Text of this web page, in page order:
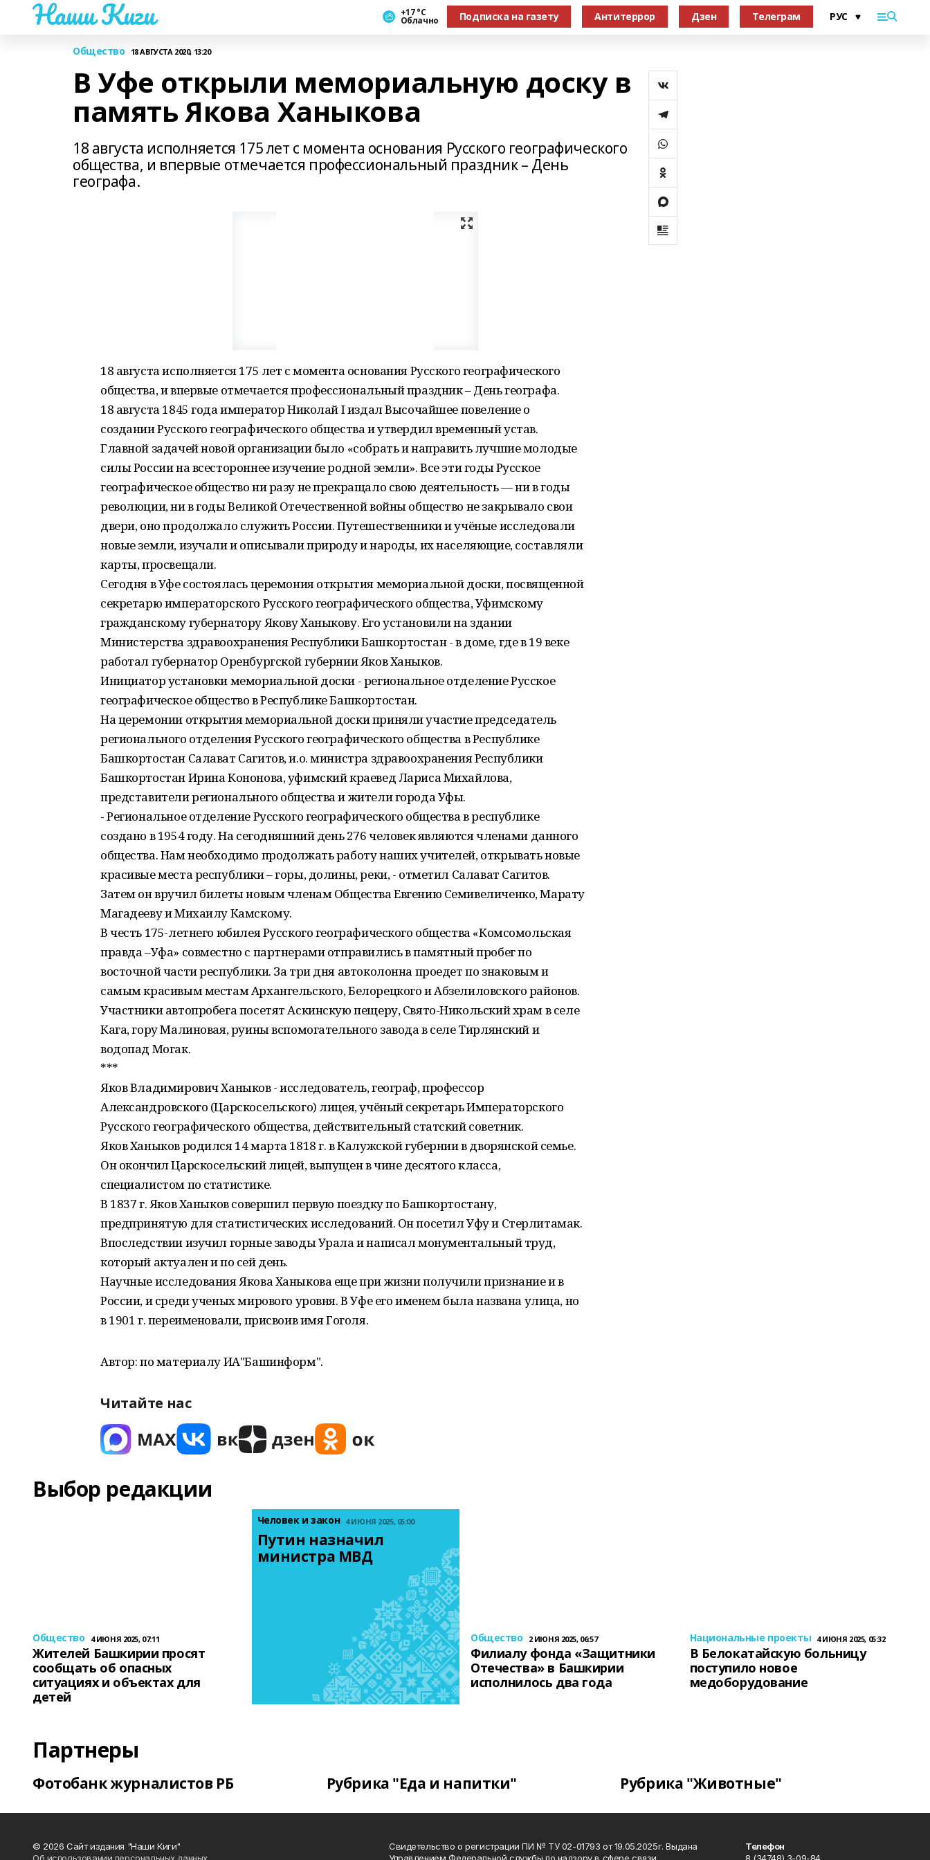
Наши Киги +17 °С
Облачно Подписка на газету Антитеррор Дзен Телеграм
Общество 18 АВГУСТА 2020, 13:20
В Уфе открыли мемориальную доску в
память Якова Ханыкова
18 августа исполняется 175 лет с момента основания Русского географического
общества, и впервые отмечается профессиональный праздник – День
географа.
18 августа исполняется 175 лет с момента основания Русского географического
общества, и впервые отмечается профессиональный праздник – День географа.
18 августа 1845 года император Николай I издал Высочайшее повеление о
создании Русского географического общества и утвердил временный устав.
Главной задачей новой организации было «собрать и направить лучшие молодые
силы России на всестороннее изучение родной земли». Все эти годы Русское
географическое общество ни разу не прекращало свою деятельность — ни в годы
революции, ни в годы Великой Отечественной войны общество не закрывало свои
двери, оно продолжало служить России. Путешественники и учёные исследовали
новые земли, изучали и описывали природу и народы, их населяющие, составляли
карты, просвещали.
Сегодня в Уфе состоялась церемония открытия мемориальной доски, посвященной
секретарю императорского Русского географического общества, Уфимскому
гражданскому губернатору Якову Ханыкову. Его установили на здании
Министерства здравоохранения Республики Башкортостан - в доме, где в 19 веке
работал губернатор Оренбургской губернии Яков Ханыков.
Инициатор установки мемориальной доски - региональное отделение Русское
географическое общество в Республике Башкортостан.
На церемонии открытия мемориальной доски приняли участие председатель
регионального отделения Русского географического общества в Республике
Башкортостан Салават Сагитов, и.о. министра здравоохранения Республики
Башкортостан Ирина Кононова, уфимский краевед Лариса Михайлова,
представители регионального общества и жители города Уфы.
- Региональное отделение Русского географического общества в республике
создано в 1954 году. На сегодняшний день 276 человек являются членами данного
общества. Нам необходимо продолжать работу наших учителей, открывать новые
красивые места республики – горы, долины, реки, - отметил Салават Сагитов.
Затем он вручил билеты новым членам Общества Евгению Семивеличенко, Марату
Магадееву и Михаилу Камскому.
В честь 175-летнего юбилея Русского географического общества «Комсомольская
правда –Уфа» совместно с партнерами отправились в памятный пробег по
восточной части республики. За три дня автоколонна проедет по знаковым и
самым красивым местам Архангельского, Белорецкого и Абзелиловского районов.
Участники автопробега посетят Аскинскую пещеру, Свято-Никольский храм в селе
Кага, гору Малиновая, руины вспомогательного завода в селе Тирлянский и
водопад Могак.
***
Яков Владимирович Ханыков - исследователь, географ, профессор
Александровского (Царскосельского) лицея, учёный секретарь Императорского
Русского географического общества, действительный статский советник.
Яков Ханыков родился 14 марта 1818 г. в Калужской губернии в дворянской семье.
Он окончил Царскосельский лицей, выпущен в чине десятого класса,
специалистом по статистике.
В 1837 г. Яков Ханыков совершил первую поездку по Башкортостану,
предпринятую для статистических исследований. Он посетил Уфу и Стерлитамак.
Впоследствии изучил горные заводы Урала и написал монументальный труд,
который актуален и по сей день.
Научные исследования Якова Ханыкова еще при жизни получили признание и в
России, и среди ученых мирового уровня. В Уфе его именем была названа улица, но
в 1901 г. переименовали, присвоив имя Гоголя.
Автор: по материалу ИА"Башинформ".
Читайте нас
Выбор редакции
Общество 4 ИЮНЯ 2025, 07:11
Жителей Башкирии просят
сообщать об опасных
ситуациях и объектах для
детей
Человек и закон 4 ИЮНЯ 2025, 05:00
Путин назначил
министра МВД
Общество 2 ИЮНЯ 2025, 06:57
Филиалу фонда «Защитники
Отечества» в Башкирии
исполнилось два года
Национальные проекты 4 ИЮНЯ 2025, 05:32
В Белокатайскую больницу
поступило новое
медоборудование
Партнеры
Фотобанк журналистов РБ Рубрика "Еда и напитки" Рубрика "Животные"
© 2026 Сайт издания "Наши Киги"
Свидетельство о регистрации ПИ № ТУ 02-01793 от 19.05.2025г. Выдана
Телефон